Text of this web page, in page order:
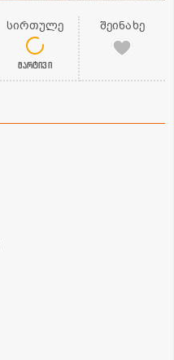
სირთულე
მარტივი
შეინახე